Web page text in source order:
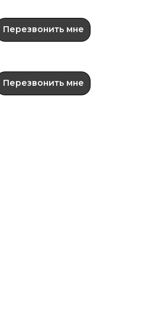
Перезвонить мне
Перезвонить мне